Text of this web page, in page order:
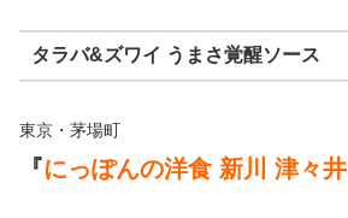
タラバ&ズワイ うまさ覚醒ソース
東京・茅場町
『にっぽんの洋食 新川 津々井